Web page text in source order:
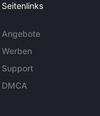
Seitenlinks
Angebote
Werben
Support
DMCA